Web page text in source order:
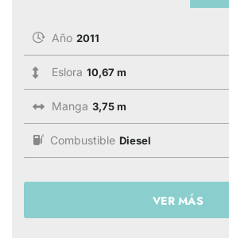
Año 2011
Eslora 10,67 m
Manga 3,75 m
Combustible Diesel
VER MÁS